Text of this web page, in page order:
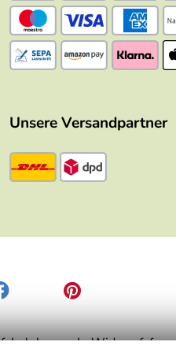
Unsere Versandpartner